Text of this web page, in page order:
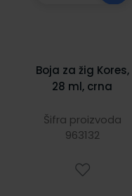
Boja za žig Kores,
28 ml, crna
Šifra proizvoda
963132